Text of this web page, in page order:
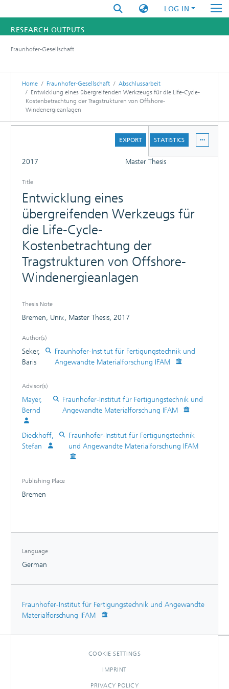
LOG IN
RESEARCH OUTPUTS
RESEARCHERS
INSTITUTES
Fraunhofer-Gesellschaft
Home Fraunhofer-Gesellschaft
Abschlussarbeit
Entwicklung eines übergreifenden Werkzeugs für die Life-Cycle-
Kostenbetrachtung der Tragstrukturen von Offshore-
Windenergieanlagen
EXPORT STATISTICS
2017 Master Thesis
Title
Entwicklung eines
übergreifenden Werkzeugs für
die Life-Cycle-
Kostenbetrachtung der
Tragstrukturen von Offshore-
Windenergieanlagen
Thesis Note
Bremen, Univ., Master Thesis, 2017
Author(s)
Seker,
Baris
Fraunhofer-Institut für Fertigungstechnik und
Angewandte Materialforschung IFAM
Advisor(s)
Mayer,
Bernd
Fraunhofer-Institut für Fertigungstechnik und
Angewandte Materialforschung IFAM
Dieckhoff,
Stefan
Fraunhofer-Institut für Fertigungstechnik
und Angewandte Materialforschung IFAM
Publishing Place
Bremen
Language
German
Fraunhofer-Institut für Fertigungstechnik und Angewandte
Materialforschung IFAM
COOKIE SETTINGS
IMPRINT
PRIVACY POLICY